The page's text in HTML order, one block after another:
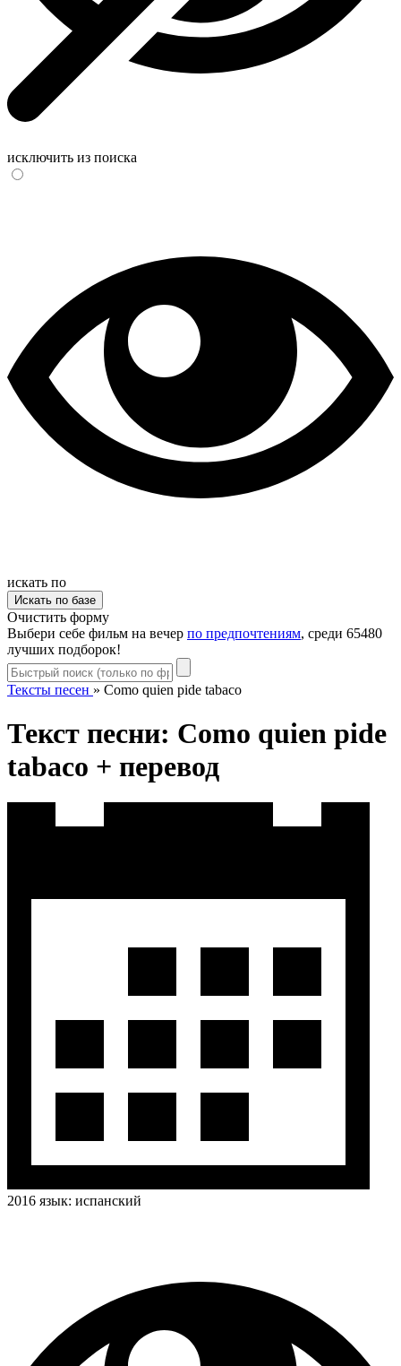
исключить из поиска
искать по
Очистить форму
Выбери себе фильм на вечер по предпочтениям, среди 65480
лучших подборок!
Тексты песен » Como quien pide tabaco
Текст песни: Como quien pide
tabaco + перевод
2016 язык: испанский